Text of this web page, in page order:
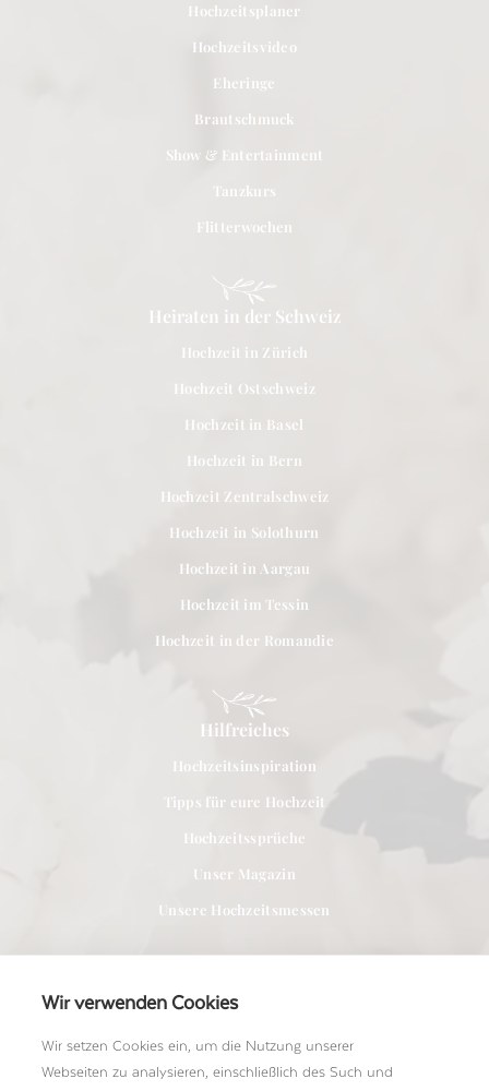
Wir verwenden Cookies
Wir setzen Cookies ein, um die Nutzung unserer
Webseiten zu analysieren, einschließlich des Such und
Hochzeitsplaner
Hochzeitsvideo
Eheringe
Brautschmuck
Show & Entertainment
Tanzkurs
Flitterwochen
Heiraten in der Schweiz
Hochzeit in Zürich
Hochzeit Ostschweiz
Hochzeit in Basel
Hochzeit in Bern
Hochzeit Zentralschweiz
Hochzeit in Solothurn
Hochzeit in Aargau
Hochzeit im Tessin
Hochzeit in der Romandie
Hilfreiches
Hochzeitsinspiration
Tipps für eure Hochzeit
Hochzeitssprüche
Unser Magazin
Unsere Hochzeitsmessen
Für Anbieter